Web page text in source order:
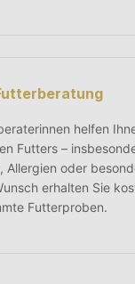
helfen
Futters –
Allergien oder
erhalten Sie
Futterproben.